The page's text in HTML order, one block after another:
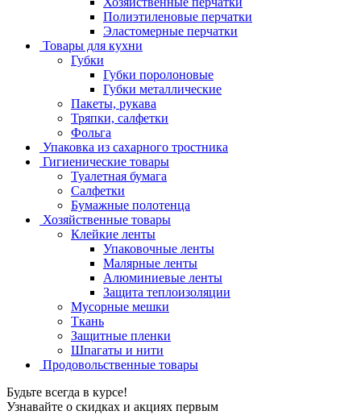
Полиэтиленовые перчатки
Эластомерные перчатки
Товары для кухни
Губки
Губки поролоновые
Губки металлические
Пакеты, рукава
Тряпки, салфетки
Фольга
Упаковка из сахарного тростника
Гигиенические товары
Туалетная бумага
Салфетки
Бумажные полотенца
Хозяйственные товары
Клейкие ленты
Упаковочные ленты
Малярные ленты
Алюминиевые ленты
Защита теплоизоляции
Мусорные мешки
Ткань
Защитные пленки
Шпагаты и нити
Продовольственные товары
Будьте всегда в курсе!
Узнавайте о скидках и акциях первым